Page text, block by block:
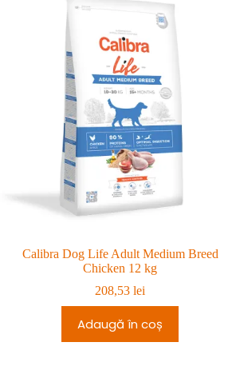
Calibra Dog Life Adult Medium Breed
Chicken 12 kg
208,53lei
Adaugă în coș